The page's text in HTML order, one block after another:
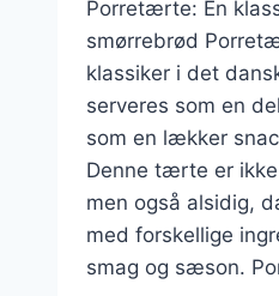
Porretærte: En
smørrebrød
klassiker i det
serveres som en
som en lækker
Denne tærte er
men også alsidig,
med forskellige
smag og sæson.